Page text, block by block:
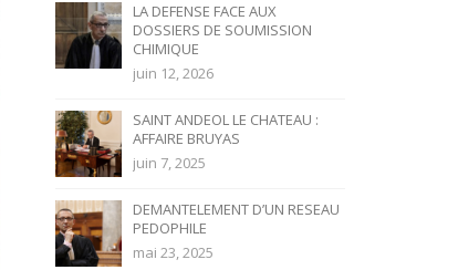
LA DEFENSE FACE AUX
DOSSIERS DE SOUMISSION
CHIMIQUE
juin 12, 2026
SAINT ANDEOL LE CHATEAU :
AFFAIRE BRUYAS
juin 7, 2025
DEMANTELEMENT D’UN RESEAU
PEDOPHILE
mai 23, 2025